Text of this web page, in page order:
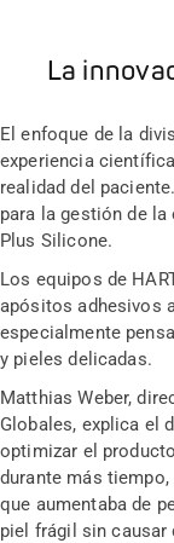
La
El enfoque de la
experiencia
realidad del
para la gestión de
Plus Silicone.
Los equipos de
apósitos adhesivos
especialmente
y pieles delicadas.
Matthias Weber,
Globales, explica el
optimizar el
durante más
que aumentaba de
piel frágil sin causar